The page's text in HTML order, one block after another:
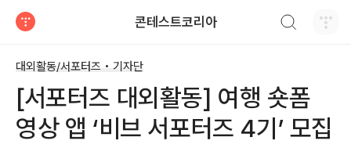
콘테스트코리아
대외활동/서포터즈 • 기자단
[서포터즈 대외활동] 여행 숏폼
영상 앱 ‘비브 서포터즈 4기’ 모집